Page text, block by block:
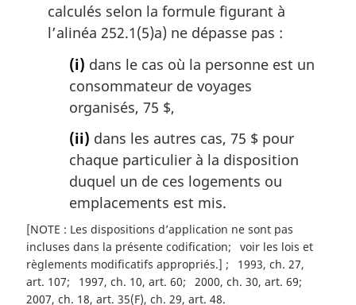
calculés selon la formule figurant à
l’alinéa 252.1(5)a) ne dépasse pas :
(i) dans le cas où la personne est un
consommateur de voyages
organisés, 75 $,
(ii) dans les autres cas, 75 $ pour
chaque particulier à la disposition
duquel un de ces logements ou
emplacements est mis.
[NOTE : Les dispositions d’application ne sont pas
incluses dans la présente codification
voir les lois et
règlements modificatifs appropriés.]
1993, ch. 27,
art. 107
1997, ch. 10, art. 60
2000, ch. 30, art. 69
2007, ch. 18, art. 35(F), ch. 29, art. 48